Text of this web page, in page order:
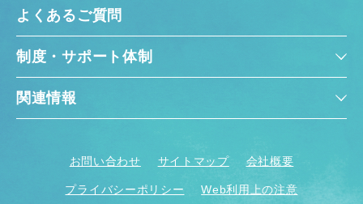
よくあるご質問
制度・サポート体制
関連情報
お問い合わせ サイトマップ 会社概要
プライバシーポリシー Web利用上の注意